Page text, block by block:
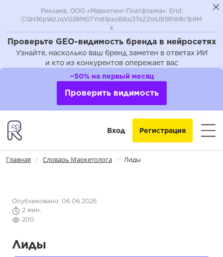
Проверьте GEO-видимость бренда в нейросетях
Узнайте, насколько ваш бренд заметен в ответах ИИ
и кто из конкурентов опережает вас
Реклама. ООО «Маркетинг-Платформа». Erid:
CQH36pWzJqVG38MGTYn61pxoB8xj3TeZZmUB5RW8c1b9M
k
−50% на первый месяц
Проверить видимость
Вход Регистрация
Главная Словарь Маркетолога Лиды
Лиды
Опубликовано: 06.06.2026
2 мин.
200